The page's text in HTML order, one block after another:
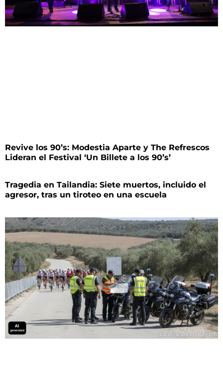
Revive los 90’s: Modestia Aparte y The Refrescos
Lideran el Festival ‘Un Billete a los 90’s’
Tragedia en Tailandia: Siete muertos, incluido el
agresor, tras un tiroteo en una escuela